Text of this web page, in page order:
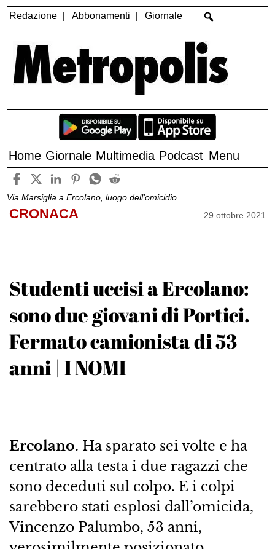
Redazione Abbonamenti Giornale
Home Giornale Multimedia Podcast Menu
Via Marsiglia a Ercolano, luogo dell'omicidio
CRONACA 29 ottobre 2021
Studenti uccisi a Ercolano:
sono due giovani di Portici.
Fermato camionista di 53
anni | I NOMI
Ercolano. Ha sparato sei volte e ha
centrato alla testa i due ragazzi che
sono deceduti sul colpo. E i colpi
sarebbero stati esplosi dall’omicida,
Vincenzo Palumbo, 53 anni,